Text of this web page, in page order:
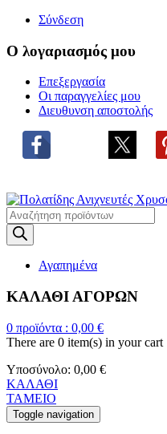
Σύνδεση
Ο λογαριασμός μου
Επεξεργασία
Οι παραγγελίες μου
Διευθυνση αποστολής
Products
search
Αγαπημένα
ΚΑΛΑΘΙ ΑΓΟΡΩΝ
0 προϊόντα : 0,00 €
There are 0 item(s) in your cart
Υποσύνολο: 0,00 €
ΚΑΛΑΘΙ
ΤΑΜΕΙΟ
Toggle navigation